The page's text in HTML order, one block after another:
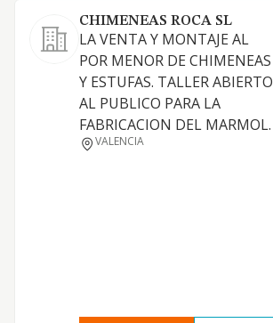
CHIMENEAS ROCA SL
LA VENTA Y MONTAJE AL
POR MENOR DE CHIMENEAS
Y ESTUFAS. TALLER ABIERTO
AL PUBLICO PARA LA
FABRICACION DEL MARMOL.
VALENCIA